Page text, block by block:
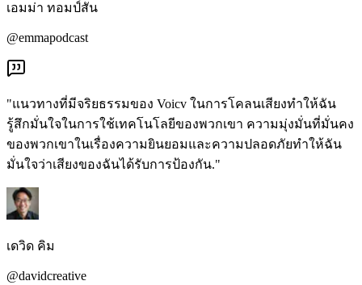
เอมม่า ทอมป์สัน
@emmapodcast
"แนวทางที่มีจริยธรรมของ Voicv ในการโคลนเสียงทำให้ฉัน
รู้สึกมั่นใจในการใช้เทคโนโลยีของพวกเขา ความมุ่งมั่นที่มั่นคง
ของพวกเขาในเรื่องความยินยอมและความปลอดภัยทำให้ฉัน
มั่นใจว่าเสียงของฉันได้รับการป้องกัน."
เดวิด คิม
@davidcreative